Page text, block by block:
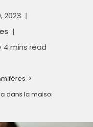
2023
4 mins read
>
dans la maison